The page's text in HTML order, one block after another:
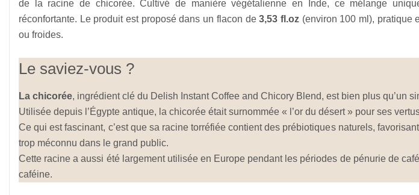
de la racine de chicorée. Cultivé de manière végétalienne en Inde, ce mélange
réconfortante. Le produit est proposé dans un flacon de3,53 fl.oz(environ 100 ml), pratique
ou froides.
Le saviez-vous ?
La chicorée, ingrédient clé du Delish Instant Coffee and Chicory Blend, est bien plus qu’un
Utilisée depuis l’Égypte antique, la chicorée était surnommée « l’or du désert » pour ses
Ce qui est fascinant, c’est que sa racine torréfiée contient des prébiotiques naturels,
trop méconnu dans le grand public.
Cette racine a aussi été largement utilisée en Europe pendant les périodes de pénurie de
caféine.